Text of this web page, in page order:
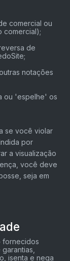
comercial ou
comercial);
de
notações
ou 'espelhe' os
se você violar
por
a visualização
você deve
seja em
fornecidos
isenta e nega